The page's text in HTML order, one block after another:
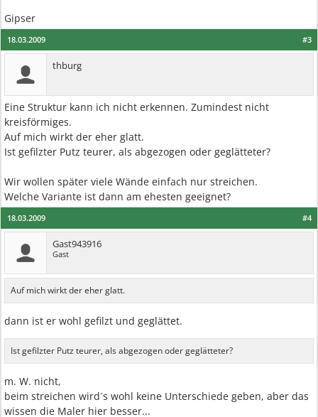
Gipser
#3
18.03.2009
thburg
Eine Struktur kann ich nicht erkennen. Zumindest nicht
kreisförmiges.
Auf mich wirkt der eher glatt.
Ist gefilzter Putz teurer, als abgezogen oder geglätteter?
Wir wollen später viele Wände einfach nur streichen.
Welche Variante ist dann am ehesten geeignet?
#4
18.03.2009
Gast943916
Gast
Auf mich wirkt der eher glatt.
dann ist er wohl gefilzt und geglättet.
Ist gefilzter Putz teurer, als abgezogen oder geglätteter?
m. W. nicht,
beim streichen wird´s wohl keine Unterschiede geben, aber das
wissen die Maler hier besser...